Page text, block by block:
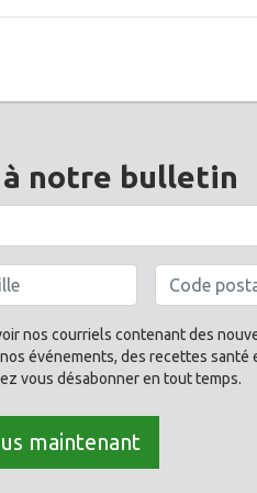
à notre bulletin
nos courriels contenant des
événements, des recettes santé
vous désabonner en tout temps.
maintenant